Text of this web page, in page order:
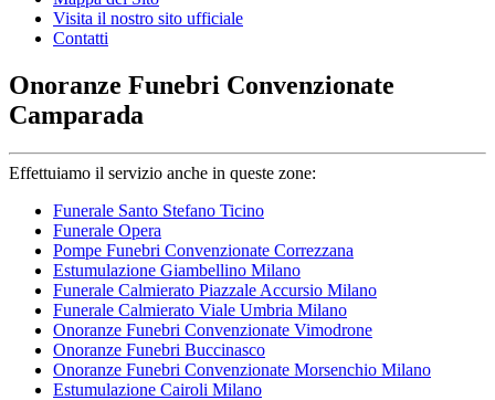
Visita il nostro sito ufficiale
Contatti
Onoranze Funebri Convenzionate
Camparada
Effettuiamo il servizio anche in queste zone:
Funerale Santo Stefano Ticino
Funerale Opera
Pompe Funebri Convenzionate Correzzana
Estumulazione Giambellino Milano
Funerale Calmierato Piazzale Accursio Milano
Funerale Calmierato Viale Umbria Milano
Onoranze Funebri Convenzionate Vimodrone
Onoranze Funebri Buccinasco
Onoranze Funebri Convenzionate Morsenchio Milano
Estumulazione Cairoli Milano